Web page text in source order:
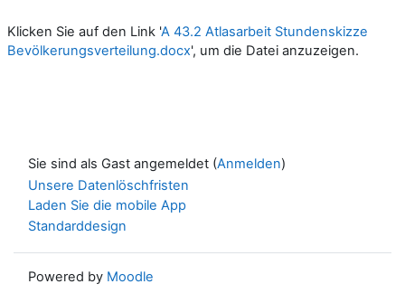
Klicken Sie auf den Link 'A 43.2 Atlasarbeit Stundenskizze
Bevölkerungsverteilung.docx', um die Datei anzuzeigen.
Sie sind als Gast angemeldet (Anmelden)
Unsere Datenlöschfristen
Laden Sie die mobile App
Standarddesign
Powered by Moodle